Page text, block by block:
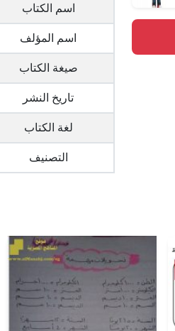
اسم الكتاب
اسم المؤلف
صيغة الكتاب
تاريخ النشر
لغة الكتاب
التصنيف